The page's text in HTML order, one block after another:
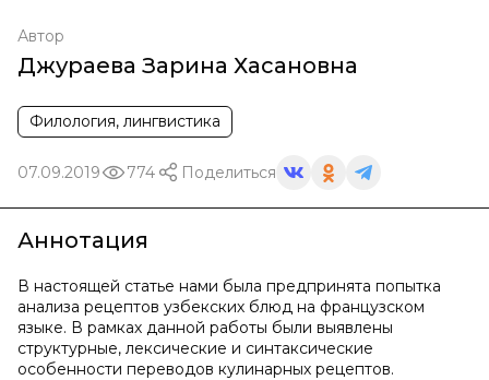
Автор
Джураева Зарина Хасановна
Филология, лингвистика
07.09.2019 774 Поделиться
Аннотация
В настоящей статье нами была предпринята попытка
анализа рецептов узбекских блюд на французском
языке. В рамках данной работы были выявлены
структурные, лексические и синтаксические
особенности переводов кулинарных рецептов.